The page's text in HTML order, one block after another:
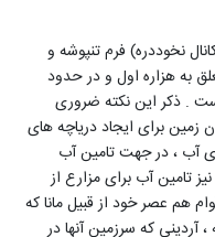
نخوددره) فرم تنپوشه و
به هزاره اول و در حدود
. ذکر این نکته ضروری
زمین برای ایجاد دریاچه های
آب ، در جهت تامین آب
تامین آب برای مزارع از
هم عصر خود از قبیل مانا که
که سرزمین آنها در